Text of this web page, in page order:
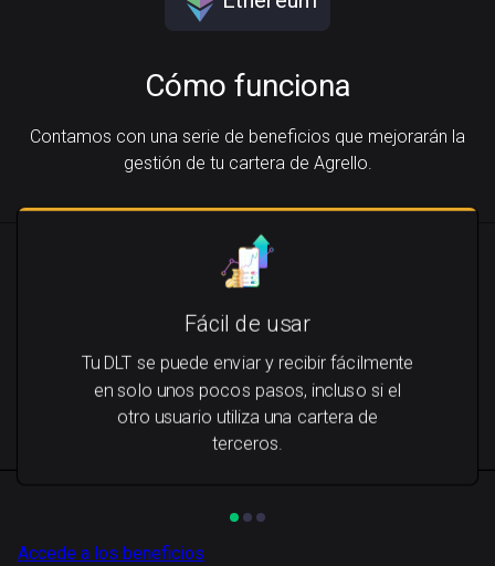
Cómo funciona
Contamos con una serie de beneficios que mejorarán la
gestión de tu cartera de Agrello.
Fácil de usar
Tu DLT se puede enviar y recibir fácilmente
en solo unos pocos pasos, incluso si el
otro usuario utiliza una cartera de
terceros.
Accede a los beneficios